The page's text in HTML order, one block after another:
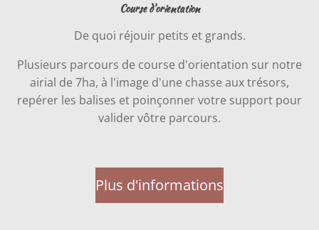
Course d'orientation
De quoi réjouir petits et grands.
Plusieurs parcours de course d'orientation sur notre
airial de 7ha, à l'image d'une chasse aux trésors,
repérer les balises et poinçonner votre support pour
valider vôtre parcours.
Plus d'informations